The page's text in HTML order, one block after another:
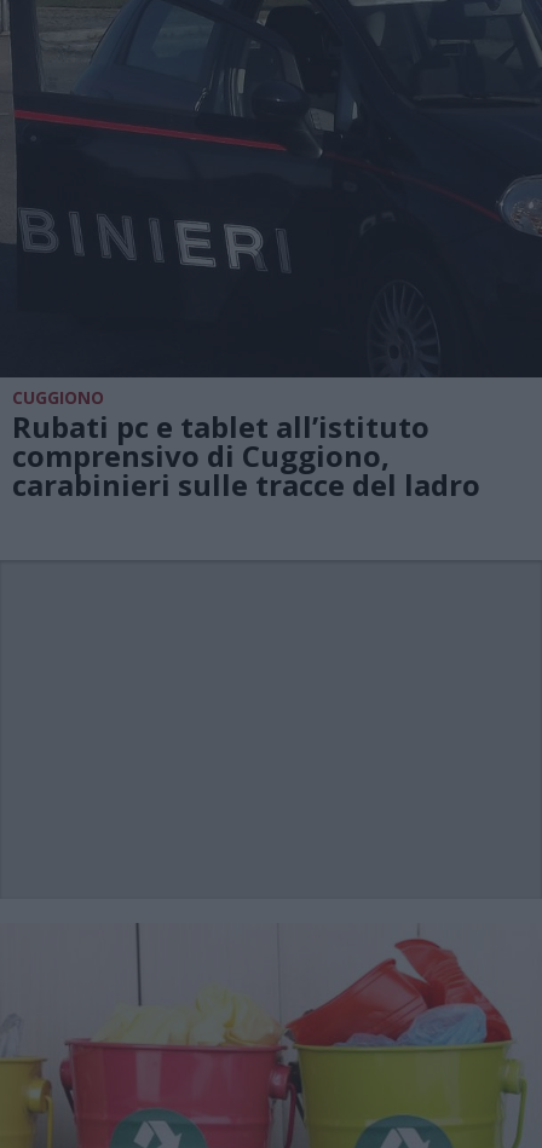
CUGGIONO
Rubati pc e tablet all’istituto
comprensivo di Cuggiono,
carabinieri sulle tracce del ladro